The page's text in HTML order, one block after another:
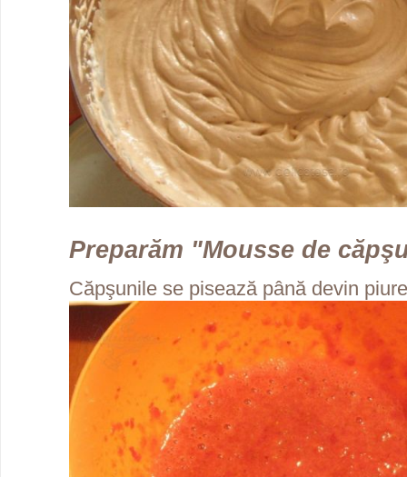
Preparăm "Mousse de
Căpşunile se pisează până devin